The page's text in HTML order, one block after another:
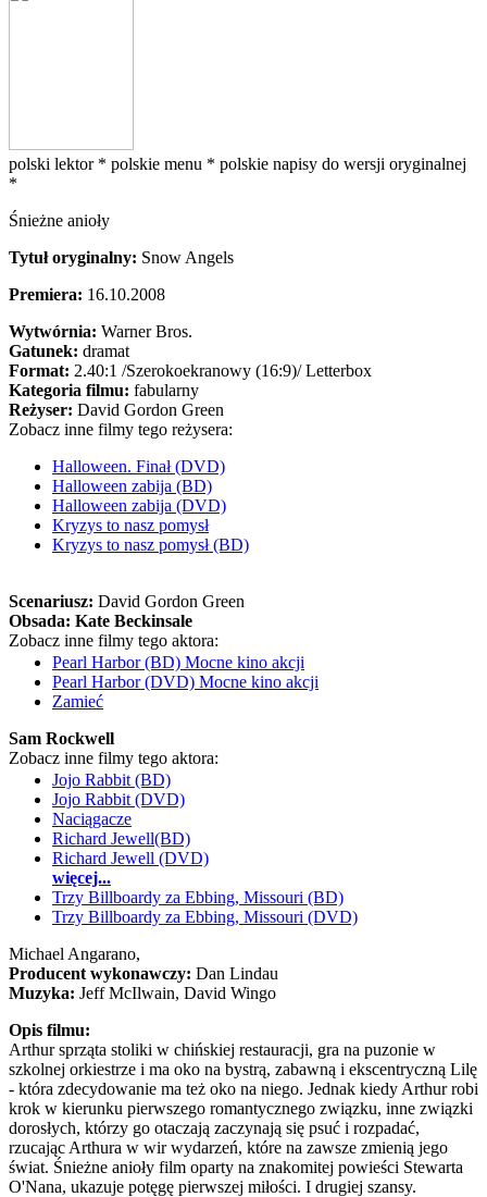
polski lektor * polskie menu * polskie napisy do wersji oryginalnej
*
Śnieżne anioły
Tytuł oryginalny: Snow Angels
Premiera: 16.10.2008
Wytwórnia: Warner Bros.
Gatunek: dramat
Format: 2.40:1 /Szerokoekranowy (16:9)/Letterbox
Kategoria filmu: fabularny
Reżyser: David Gordon Green
Zobacz inne filmy tego reżysera:
Halloween. Finał (DVD)
Halloween zabija (BD)
Halloween zabija (DVD)
Kryzys to nasz pomysł
Kryzys to nasz pomysł (BD)
Scenariusz: David Gordon Green
Obsada: Kate Beckinsale
Zobacz inne filmy tego aktora:
Pearl Harbor (BD) Mocne kino akcji
Pearl Harbor (DVD) Mocne kino akcji
Zamieć
Sam Rockwell
Zobacz inne filmy tego aktora:
Jojo Rabbit (BD)
Jojo Rabbit (DVD)
Naciągacze
Richard Jewell(BD)
Richard Jewell (DVD)
więcej...
Trzy Billboardy za Ebbing, Missouri (BD)
Trzy Billboardy za Ebbing, Missouri (DVD)
Michael Angarano,
Producent wykonawczy: Dan Lindau
Muzyka: Jeff McIlwain, David Wingo
Opis filmu:
Arthur sprząta stoliki w chińskiej restauracji, gra na puzonie w
szkolnej orkiestrze i ma oko na bystrą, zabawną i ekscentryczną Lilę
- która zdecydowanie ma też oko na niego. Jednak kiedy Arthur robi
krok w kierunku pierwszego romantycznego związku, inne związki
dorosłych, którzy go otaczają zaczynają się psuć i rozpadać,
rzucając Arthura w wir wydarzeń, które na zawsze zmienią jego
świat. Śnieżne anioły film oparty na znakomitej powieści Stewarta
O'Nana, ukazuje potęgę pierwszej miłości. I drugiej szansy.